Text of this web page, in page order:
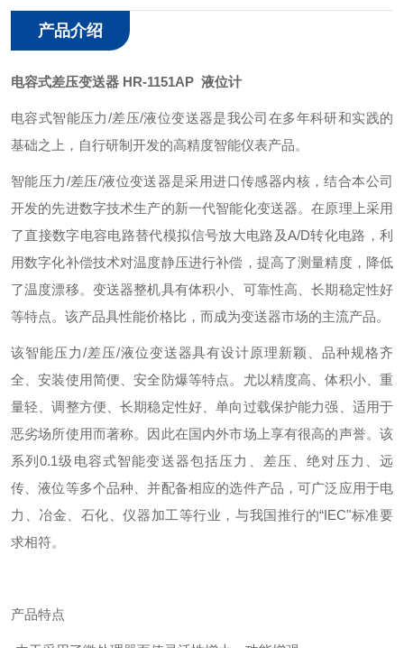
产品介绍
电容式差压变送器 HR-1151AP 液位计
电容式智能压力/差压/液位变送器是我公司在多年科研和实践的
基础之上，自行研制开发的高精度智能仪表产品。
智能压力/差压/液位变送器是采用进口传感器内核，结合本公司
开发的先进数字技术生产的新一代智能化变送器。在原理上采用
了直接数字电容电路替代模拟信号放大电路及A/D转化电路，利
用数字化补偿技术对温度静压进行补偿，提高了测量精度，降低
了温度漂移。变送器整机具有体积小、可靠性高、长期稳定性好
等特点。该产品具性能价格比，而成为变送器市场的主流产品。
该智能压力/差压/液位变送器具有设计原理新颖、品种规格齐
全、安装使用简便、安全防爆等特点。尤以精度高、体积小、重
量轻、调整方便、长期稳定性好、单向过载保护能力强、适用于
恶劣场所使用而著称。因此在国内外市场上享有很高的声誉。该
系列0.1级电容式智能变送器包括压力、差压、绝对压力、远
传、液位等多个品种、并配备相应的选件产品，可广泛应用于电
力、冶金、石化、仪器加工等行业，与我国推行的“IEC"标准要
求相符。
产品特点